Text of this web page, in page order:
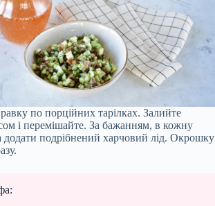
по порційних тарілках. Залийте
і перемішайте. За бажанням, в кожну
подрібнений харчовий лід. Окрошку